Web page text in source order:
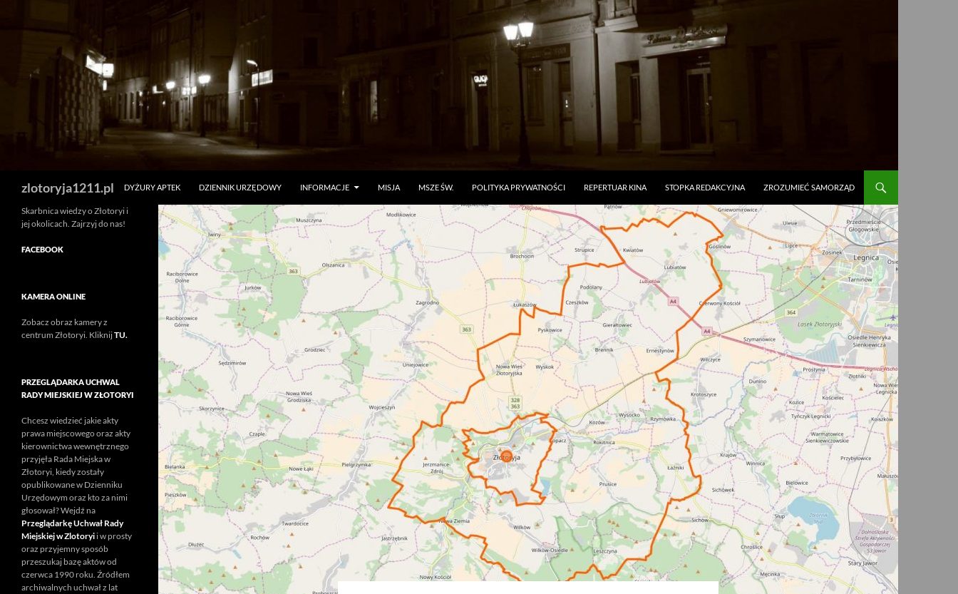
zlotoryja1211.pl DYŻURY APTEK DZIENNIK URZĘDOWY INFORMACJE MISJA MSZE ŚW. POLITYKA PRYWATNOŚCI REPERTUAR KINA STOPKA REDAKCYJNA ZROZUMIEĆ SAMORZĄD
Skarbnica wiedzy o Złotoryi i
jej okolicach. Zajrzyj do nas!
FACEBOOK
KAMERA ONLINE
Zobacz obraz kamery z
centrum Złotoryi. KliknijTU.
PRZEGLĄDARKA UCHWAL
RADY MIEJSKIEJ W ZŁOTORYI
Chcesz wiedzieć jakie akty
prawa miejscowego oraz akty
kierownictwa wewnętrznego
przyjęła Rada Miejska w
Złotoryi, kiedy zostały
opublikowane w Dzienniku
Urzędowym oraz kto za nimi
głosował? Wejdź na
Przeglądarkę Uchwał Rady
Miejskiej w Zlotoryi i w prosty
oraz przyjemny sposób
przeszukaj bazę aktów od
czerwca 1990 roku. Źródłem
archiwalnych uchwał z lat